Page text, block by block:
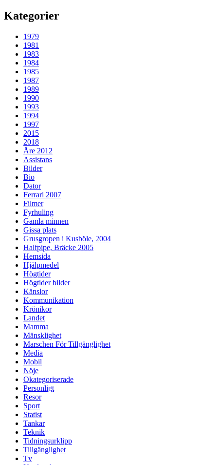
Kategorier
1979
1981
1983
1984
1985
1987
1989
1990
1993
1994
1997
2015
2018
Åre 2012
Assistans
Bilder
Bio
Dator
Ferrari 2007
Filmer
Fyrhuling
Gamla minnen
Gissa plats
Grusgropen i Kusböle, 2004
Halfpipe, Bräcke 2005
Hemsida
Hjälpmedel
Högtider
Högtider bilder
Känslor
Kommunikation
Krönikor
Landet
Mamma
Mänsklighet
Marschen För Tillgänglighet
Media
Mobil
Nöje
Okategoriserade
Personligt
Resor
Sport
Statist
Tankar
Teknik
Tidningsurklipp
Tillgänglighet
Tv